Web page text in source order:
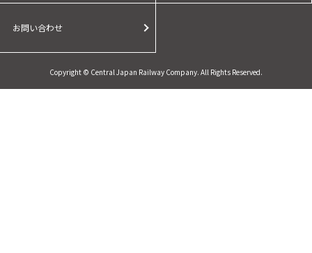
お問い合わせ
Copyright © Central Japan Railway Company. All Rights Reserved.